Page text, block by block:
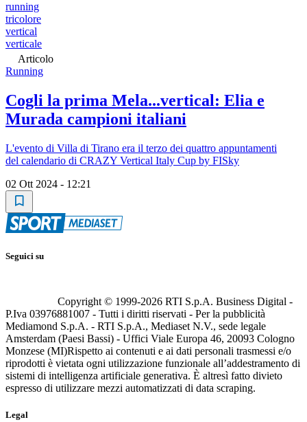
running
tricolore
vertical
verticale
Articolo
Running
Cogli la prima Mela...vertical: Elia e
Murada campioni italiani
L'evento di Villa di Tirano era il terzo dei quattro appuntamenti
del calendario di CRAZY Vertical Italy Cup by FISky
02 Ott 2024 - 12:21
Seguici su
Copyright © 1999-2026 RTI S.p.A. Business Digital -
P.Iva 03976881007 - Tutti i diritti riservati - Per la pubblicità
Mediamond S.p.A. - RTI S.p.A., Mediaset N.V., sede legale
Amsterdam (Paesi Bassi) - Uffici Viale Europa 46, 20093 Cologno
Monzese (MI)Rispetto ai contenuti e ai dati personali trasmessi e/o
riprodotti è vietata ogni utilizzazione funzionale all’addestramento di
sistemi di intelligenza artificiale generativa. È altresì fatto divieto
espresso di utilizzare mezzi automatizzati di data scraping.
Legal